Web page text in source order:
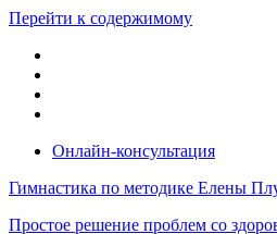
Перейти к содержимому
Онлайн-консультация
Гимнастика по методике Елены
Простое решение проблем со